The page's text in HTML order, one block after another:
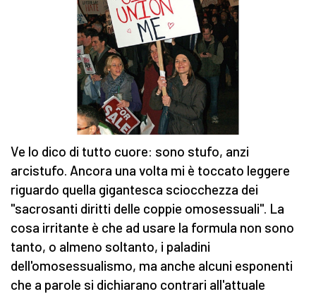
Ve lo dico di tutto cuore: sono stufo, anzi
arcistufo. Ancora una volta mi è toccato leggere
riguardo quella gigantesca sciocchezza dei
"sacrosanti diritti delle coppie omosessuali". La
cosa irritante è che ad usare la formula non sono
tanto, o almeno soltanto, i paladini
dell'omosessualismo, ma anche alcuni esponenti
che a parole si dichiarano contrari all'attuale